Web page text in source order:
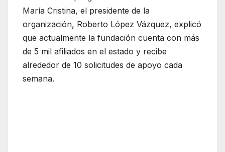
María Cristina, el presidente de la
organización, Roberto López Vázquez, explicó
que actualmente la fundación cuenta con más
de 5 mil afiliados en el estado y recibe
alrededor de 10 solicitudes de apoyo cada
semana.